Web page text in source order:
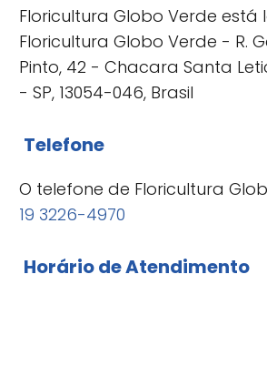
Floricultura Globo Verde está
Floricultura Globo Verde - R.
Pinto, 42 - Chacara Santa
- SP, 13054-046, Brasil
Telefone
O telefone de Floricultura
19 3226-4970
Horário de Atendimento